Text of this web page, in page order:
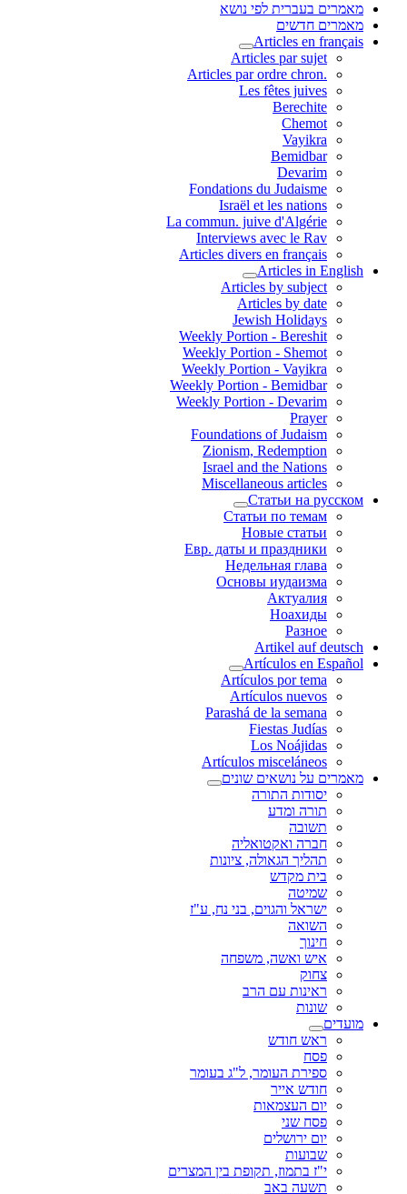
מאמרים בעברית לפי נושא
מאמרים חדשים
Articles en français
Articles par sujet
.Articles par ordre chron
Les fêtes juives
Berechite
Chemot
Vayikra
Bemidbar
Devarim
Fondations du Judaisme
Israël et les nations
La commun. juive d'Algérie
Interviews avec le Rav
Articles divers en français
Articles in English
Articles by subject
Articles by date
Jewish Holidays
Weekly Portion - Bereshit
Weekly Portion - Shemot
Weekly Portion - Vayikra
Weekly Portion - Bemidbar
Weekly Portion - Devarim
Prayer
Foundations of Judaism
Zionism, Redemption
Israel and the Nations
Miscellaneous articles
Статьи на русском
Статьи по темам
Новые статьи
Евр. даты и праздники
Недельная глава
Основы иудаизма
Актуалия
Ноахиды
Разное
Artikel auf deutsch
Artículos en Español
Artículos por tema
Artículos nuevos
Parashá de la semana
Fiestas Judías
Los Noájidas
Artículos misceláneos
מאמרים על נושאים שונים
יסודות התורה
תורה ומדע
תשובה
חברה ואקטואליה
תהליך הגאולה, ציונות
בית מקדש
שמיטה
ישראל והגוים, בני נח, ע"ז
השואה
חינוך
איש ואשה, משפחה
צחוק
ראינות עם הרב
שונות
מועדים
ראש חודש
פסח
ספירת העומר, ל"ג בעומר
חודש אייר
יום העצמאות
פסח שני
יום ירושלים
שבועות
י"ז בתמוז, תקופת בין המצרים
תשעה באב